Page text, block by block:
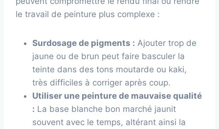
le travail de peinture plus complexe :
Surdosage de pigments : Ajouter trop de
jaune ou de brun peut faire basculer la
teinte dans des tons moutarde ou kaki,
très difficiles à corriger après coup.
Utiliser une peinture de mauvaise qualité
: La base blanche bon marché jaunit
souvent avec le temps, altérant ainsi la